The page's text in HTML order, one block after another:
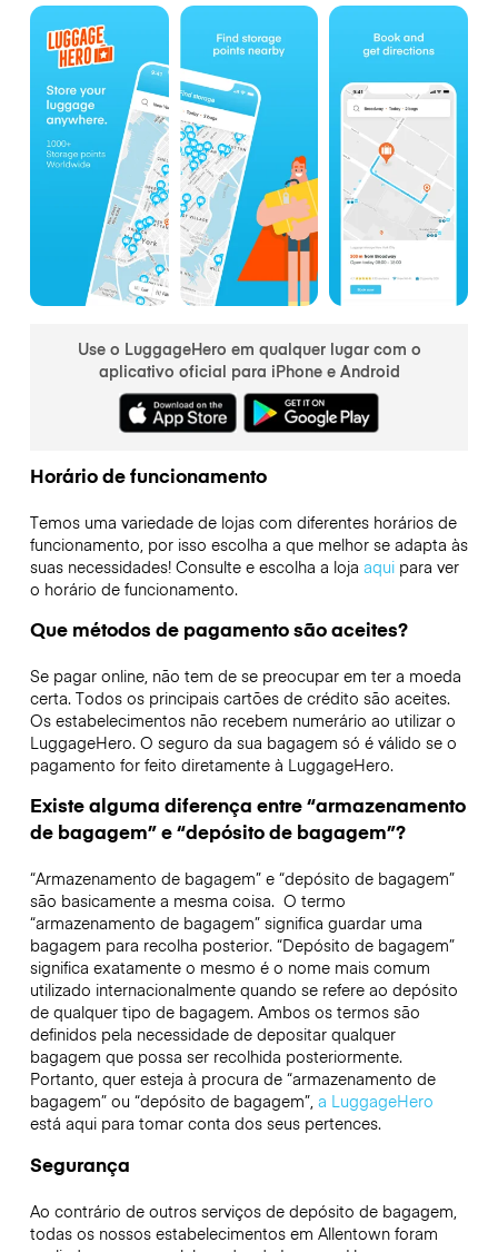
Use o LuggageHero em qualquer lugar com o
aplicativo oficial para iPhone e Android
Horário de funcionamento
Temos uma variedade de lojas com diferentes horários de
funcionamento, por isso escolha a que melhor se adapta às
suas necessidades! Consulte e escolha a loja aquipara ver
o horário de funcionamento.
Que métodos de pagamento são aceites?
Se pagar online, não tem de se preocupar em ter a moeda
certa. Todos os principais cartões de crédito são aceites.
Os estabelecimentos não recebem numerário ao utilizar o
LuggageHero. O seguro da sua bagagem só é válido se o
pagamento for feito diretamente à LuggageHero.
Existe alguma diferença entre “armazenamento
de bagagem” e “depósito de bagagem”?
“Armazenamento de bagagem” e “depósito de bagagem”
são basicamente a mesma coisa. O termo
“armazenamento de bagagem” significa guardar uma
bagagem para recolha posterior. “Depósito de bagagem”
significa exatamente o mesmo é o nome mais comum
utilizado internacionalmente quando se refere ao depósito
de qualquer tipo de bagagem. Ambos os termos são
definidos pela necessidade de depositar qualquer
bagagem que possa ser recolhida posteriormente.
Portanto, quer esteja à procura de “armazenamento de
bagagem” ou “depósito de bagagem”,a LuggageHero
está aqui para tomar conta dos seus pertences.
Segurança
Ao contrário de outros serviços de depósito de bagagem,
todas os nossos estabelecimentos em Allentownforam